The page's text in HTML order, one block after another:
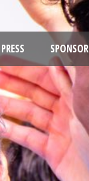
PRESS SPONSOR